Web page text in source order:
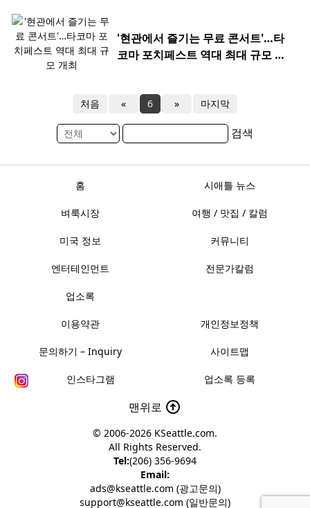
'현관에서 즐기는 무료 콘서트'…타
코마 포치페스트 역대 최대 규모 개
처음 « 6 » 마지막
검색
홈 시애틀 뉴스
벼룩시장 여행 / 맛집 / 칼럼
미국 정보 커뮤니티
엔터테인먼트 전문가칼럼
업소록
이용약관 개인정보정책
문의하기 – Inquiry 사이트맵
인스타그램 업소록 등록
맨위로
© 2006-2026 KSeattle.com.
All Rights Reserved.
Tel:(206) 356-9694
Email:
ads@kseattle.com (광고문의)
support@kseattle.com (일반문의)